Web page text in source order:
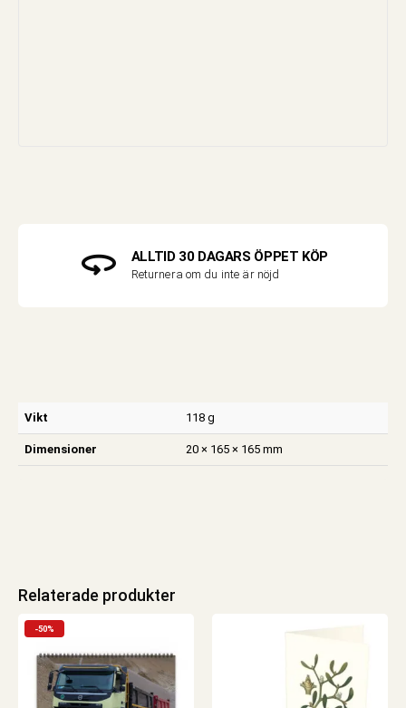
ALLTID 30 DAGARS ÖPPET KÖP
Returnera om du inte är nöjd
Vikt 118 g
Dimensioner 20 × 165 × 165 mm
Relaterade produkter
-50%